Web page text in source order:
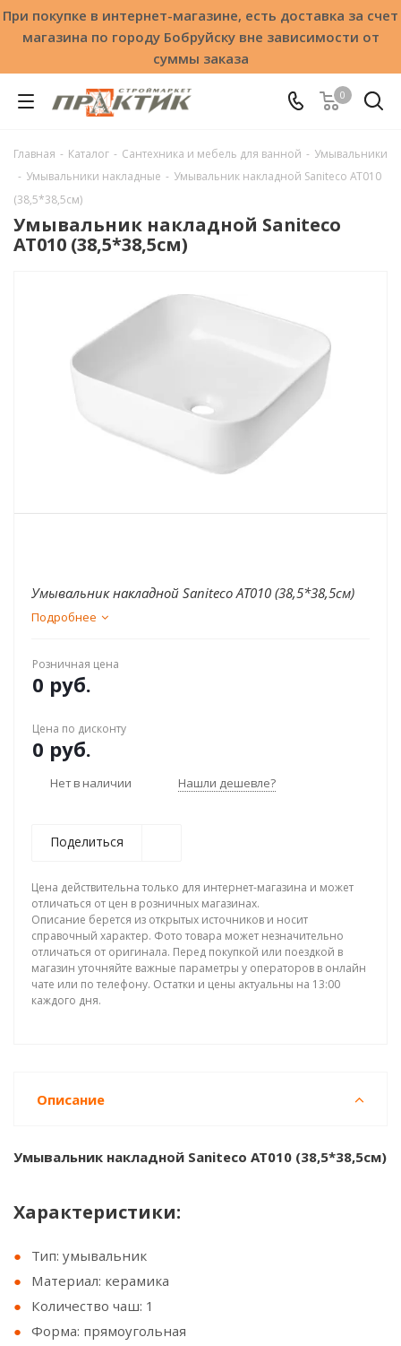
При покупке в интернет-магазине, есть доставка за счет
магазина по городу Бобруйску вне зависимости от
суммы заказа
0
Главная - Каталог - Сантехника и мебель для ванной - Умывальники
- Умывальники накладные - Умывальник накладной Saniteco AT010
(38,5*38,5см)
Умывальник накладной Saniteco
AT010 (38,5*38,5см)
Умывальник накладной Saniteco AT010 (38,5*38,5см)
Подробнее
Розничная цена
0 руб.
Цена по дисконту
0 руб.
Нет в наличии Нашли дешевле?
Поделиться
Цена действительна только для интернет-магазина и может
отличаться от цен в розничных магазинах.
Описание берется из открытых источников и носит
справочный характер. Фото товара может незначительно
отличаться от оригинала. Перед покупкой или поездкой в
магазин уточняйте важные параметры у операторов в онлайн
чате или по телефону. Остатки и цены актуальны на 13:00
каждого дня.
Описание
Умывальник накладной Saniteco AT010 (38,5*38,5см)
Характеристики:
Тип: умывальник
Материал: керамика
Количество чаш: 1
Форма: прямоугольная